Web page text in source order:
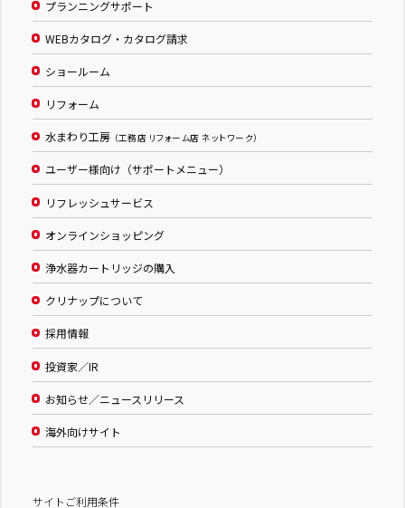
プランニングサポート
WEBカタログ・カタログ請求
ショールーム
リフォーム
水まわり工房 （工務店 リフォーム店 ネットワーク）
ユーザー様向け（サポートメニュー）
リフレッシュサービス
オンラインショッピング
浄水器カートリッジの購入
クリナップについて
採用情報
投資家／IR
お知らせ／ニュースリリース
海外向けサイト
サイトご利用条件